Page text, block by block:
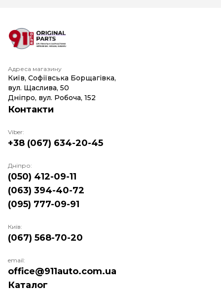
Адреса магазину
Київ, Софіївська Борщагівка,
вул. Щаслива, 50
Дніпро, вул. Робоча, 152
Каталог
Контакти
Viber:
+38 (067) 634-20-45
Дніпро:
(050) 412-09-11
(063) 394-40-72
(095) 777-09-91
Київ:
(067) 568-70-20
email:
office@911auto.com.ua